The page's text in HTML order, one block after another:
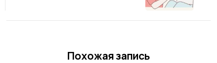
Похожая запись